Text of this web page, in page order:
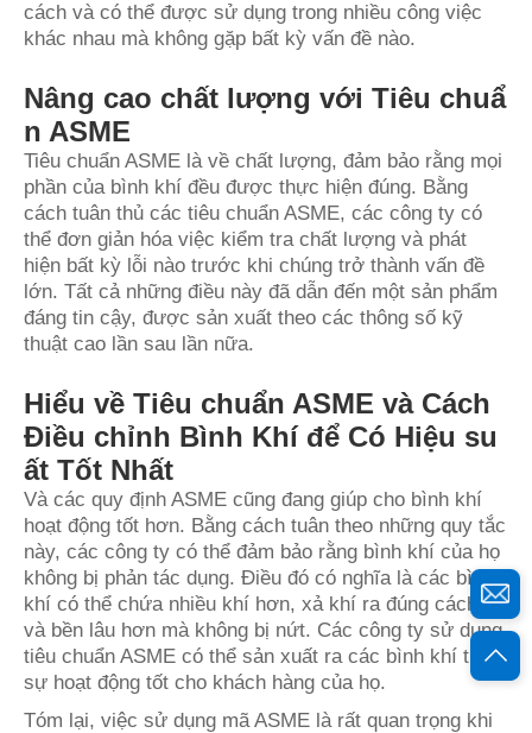
cách và có thể được sử dụng trong nhiều công việc
khác nhau mà không gặp bất kỳ vấn đề nào.
Nâng cao chất lượng với Tiêu chuẩ
n ASME
Tiêu chuẩn ASME là về chất lượng, đảm bảo rằng mọi
phần của bình khí đều được thực hiện đúng. Bằng
cách tuân thủ các tiêu chuẩn ASME, các công ty có
thể đơn giản hóa việc kiểm tra chất lượng và phát
hiện bất kỳ lỗi nào trước khi chúng trở thành vấn đề
lớn. Tất cả những điều này đã dẫn đến một sản phẩm
đáng tin cậy, được sản xuất theo các thông số kỹ
thuật cao lần sau lần nữa.
Hiểu về Tiêu chuẩn ASME và Cách
Điều chỉnh Bình Khí để Có Hiệu su
ất Tốt Nhất
Và các quy định ASME cũng đang giúp cho bình khí
hoạt động tốt hơn. Bằng cách tuân theo những quy tắc
này, các công ty có thể đảm bảo rằng bình khí của họ
không bị phản tác dụng. Điều đó có nghĩa là các bình
khí có thể chứa nhiều khí hơn, xả khí ra đúng cách,
và bền lâu hơn mà không bị nứt. Các công ty sử dụng
tiêu chuẩn ASME có thể sản xuất ra các bình khí thực
sự hoạt động tốt cho khách hàng của họ.
Tóm lại, việc sử dụng mã ASME là rất quan trọng khi